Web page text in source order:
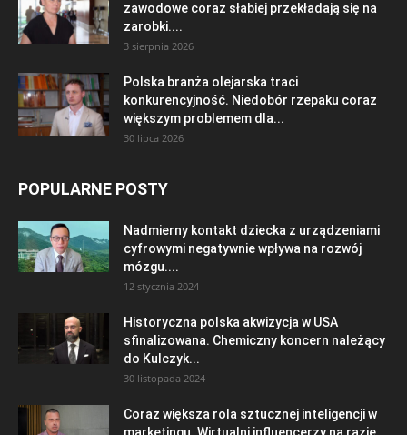
zawodowe coraz słabiej przekładają się na
zarobki....
3 sierpnia 2026
Polska branża olejarska traci
konkurencyjność. Niedobór rzepaku coraz
większym problemem dla...
30 lipca 2026
POPULARNE POSTY
Nadmierny kontakt dziecka z urządzeniami
cyfrowymi negatywnie wpływa na rozwój
mózgu....
12 stycznia 2024
Historyczna polska akwizycja w USA
sfinalizowana. Chemiczny koncern należący
do Kulczyk...
30 listopada 2024
Coraz większa rola sztucznej inteligencji w